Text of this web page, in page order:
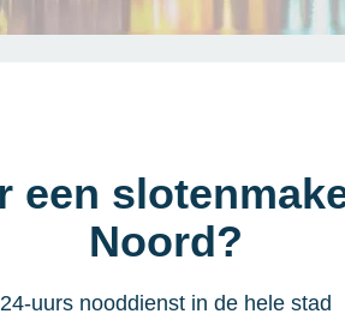
een
Noord?
24-uurs nooddienst in de hele stad